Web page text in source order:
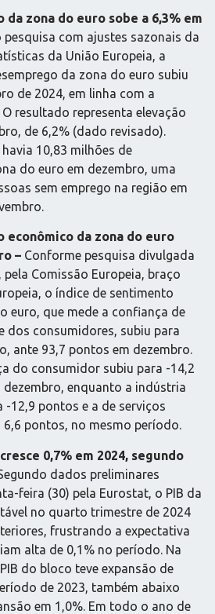
da zona do euro sobe a 6,3% em
pesquisa com ajustes sazonais da
da União Europeia, a
da zona do euro subiu
de 2024, em linha com a
resultado representa elevação
de 6,2% (dado revisado).
10,83 milhões de
do euro em dezembro, uma
sem emprego na região em
econômico da zona do euro
– Conforme pesquisa divulgada
Comissão Europeia, braço
o índice de sentimento
euro, que mede a confiança de
dos consumidores, subiu para
ante 93,7 pontos em dezembro.
do consumidor subiu para -14,2
enquanto a indústria
-12,9 pontos e a de serviços
6,6 pontos, no mesmo período.
0,7% em 2024, segundo
dados preliminares
feira (30) pela Eurostat, o PIB da
no quarto trimestre de 2024
frustrando a expectativa
alta de 0,1% no período. Na
do bloco teve expansão de
de 2023, também abaixo
em 1,0%. Em todo o ano de